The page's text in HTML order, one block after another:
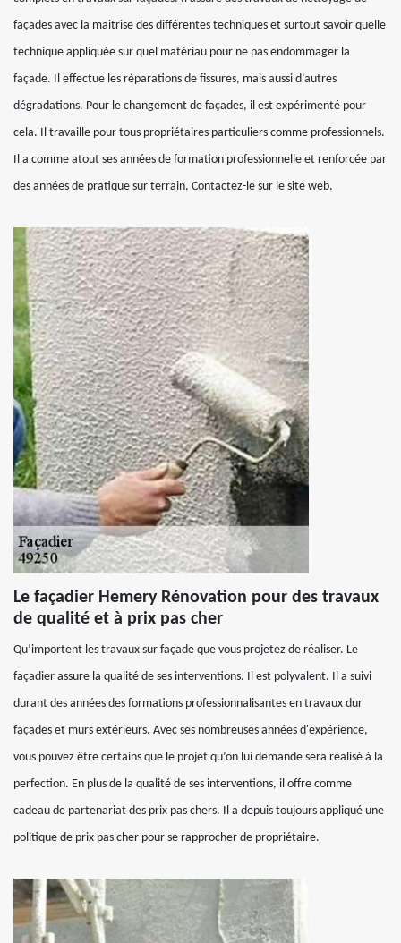
façades avec la maitrise des différentes techniques et surtout savoir quelle
technique appliquée sur quel matériau pour ne pas endommager la
façade. Il effectue les réparations de fissures, mais aussi d’autres
dégradations. Pour le changement de façades, il est expérimenté pour
cela. Il travaille pour tous propriétaires particuliers comme professionnels.
Il a comme atout ses années de formation professionnelle et renforcée par
des années de pratique sur terrain. Contactez-le sur le site web.
Le façadier Hemery Rénovation pour des travaux
de qualité et à prix pas cher
Qu’importent les travaux sur façade que vous projetez de réaliser. Le
façadier assure la qualité de ses interventions. Il est polyvalent. Il a suivi
durant des années des formations professionnalisantes en travaux dur
façades et murs extérieurs. Avec ses nombreuses années d'expérience,
vous pouvez être certains que le projet qu’on lui demande sera réalisé à la
perfection. En plus de la qualité de ses interventions, il offre comme
cadeau de partenariat des prix pas chers. Il a depuis toujours appliqué une
politique de prix pas cher pour se rapprocher de propriétaire.